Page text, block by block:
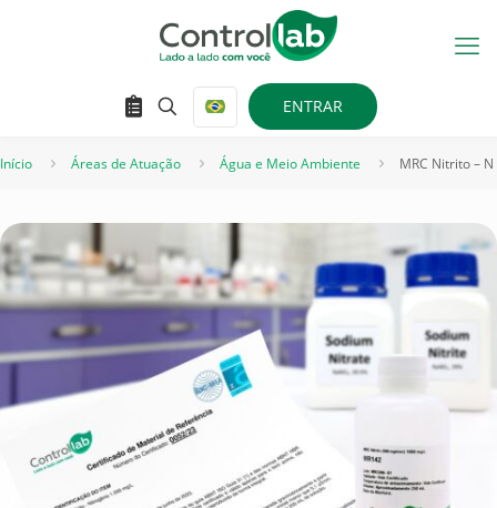
ENTRAR
Início Áreas de Atuação Água e Meio Ambiente MRC Nitrito – N